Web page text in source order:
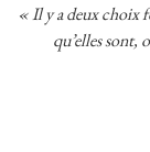
« Il y a deux choix
qu’elles sont,